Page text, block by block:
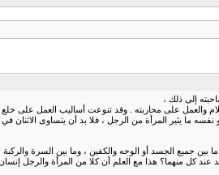
إلى ذلك ،
على محاربته . وقد تنوعت أساليب العمل على خلع
ما يثير المرأة من الرجل ، فلا بد أن يتساوى
جميع الجسد أو الوجه والكفين ، وما بين السرة
كل منهما؟ هذا مع العلم أن كلا من المرأة والرجل